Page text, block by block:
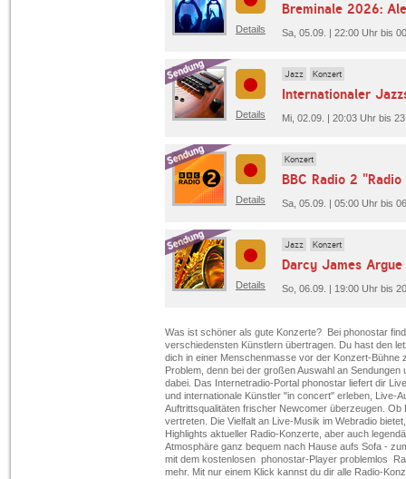
Details
Breminale 2026:
Sa, 05.09. | 22:00 Uhr bis
Details
Jazz Konzert
Internationaler
Mi, 02.09. | 20:03 Uhr bis
Details
Konzert
BBC Radio 2
Sa, 05.09. | 05:00 Uhr bis
Details
Jazz Konzert
So, 06.09. | 19:00 Uhr bis
Was ist schöner als gute Konzerte? Bei phonostar
verschiedensten Künstlern übertragen. Du hast den
dich in einer Menschenmasse vor der Konzert-
Problem, denn bei der großen Auswahl an
dabei. Das Internetradio-Portal phonostar liefert dir
und internationale Künstler "in concert" erleben, Live-
Auftrittsqualitäten frischer Newcomer überzeugen.
vertreten. Die Vielfalt an Live-Musik im Webradio
Highlights aktueller Radio-Konzerte, aber auch
Atmosphäre ganz bequem nach Hause aufs Sofa -
mit dem kostenlosen phonostar-Player problemlos
mehr. Mit nur einem Klick kannst du dir alle Radio-